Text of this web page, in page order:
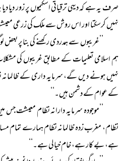
صرف یہ ہے کہ دیہی ترقیاتی اسکیموں پر زور
نہیں کرسکتا اور اس روش سے ملک کی زرعی
’’غریبوں سے ہمدردی رکھنے کی بنا پر
ہم اسلامی تعلیمات کے مطابق غریبوں کی
نہیں ہونے دیں گے، سرمایہ داری کے ظالمانہ
کے عوام کے دشمن ہیں۔‘‘
’’موجودہ سرمایہ دارانہ نظام معیشت
نظام، مغرب زدہ ظالمانہ نظام ہمارے تمام
ہے، بے کار ہے، خام خیالی ہے۔‘‘